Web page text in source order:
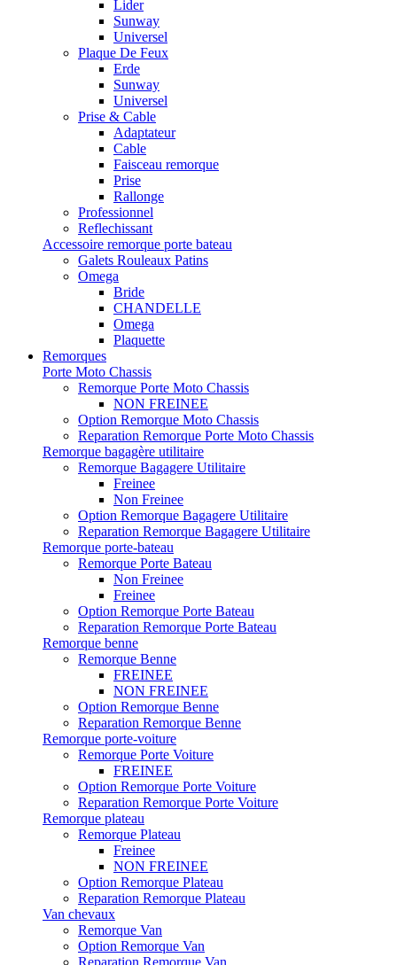
Lider
Sunway
Universel
Plaque De Feux
Erde
Sunway
Universel
Prise & Cable
Adaptateur
Cable
Faisceau remorque
Prise
Rallonge
Professionnel
Reflechissant
Accessoire remorque porte bateau
Galets Rouleaux Patins
Omega
Bride
CHANDELLE
Omega
Plaquette
Remorques
Porte Moto Chassis
Remorque Porte Moto Chassis
NON FREINEE
Option Remorque Moto Chassis
Reparation Remorque Porte Moto Chassis
Remorque bagagère utilitaire
Remorque Bagagere Utilitaire
Freinee
Non Freinee
Option Remorque Bagagere Utilitaire
Reparation Remorque Bagagere Utilitaire
Remorque porte-bateau
Remorque Porte Bateau
Non Freinee
Freinee
Option Remorque Porte Bateau
Reparation Remorque Porte Bateau
Remorque benne
Remorque Benne
FREINEE
NON FREINEE
Option Remorque Benne
Reparation Remorque Benne
Remorque porte-voiture
Remorque Porte Voiture
FREINEE
Option Remorque Porte Voiture
Reparation Remorque Porte Voiture
Remorque plateau
Remorque Plateau
Freinee
NON FREINEE
Option Remorque Plateau
Reparation Remorque Plateau
Van chevaux
Remorque Van
Option Remorque Van
Reparation Remorque Van